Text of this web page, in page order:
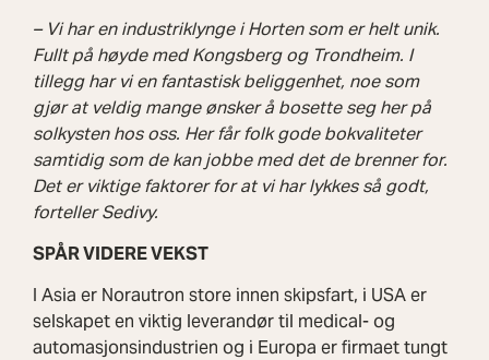
– Vi har en industriklynge i Horten som er helt unik.
Fullt på høyde med Kongsberg og Trondheim. I
tillegg har vi en fantastisk beliggenhet, noe som
gjør at veldig mange ønsker å bosette seg her på
solkysten hos oss. Her får folk gode bokvaliteter
samtidig som de kan jobbe med det de brenner for.
Det er viktige faktorer for at vi har lykkes så godt,
forteller Sedivy.
SPÅR VIDERE VEKST
I Asia er Norautron store innen skipsfart, i USA er
selskapet en viktig leverandør til medical- og
automasjonsindustrien og i Europa er firmaet tungt